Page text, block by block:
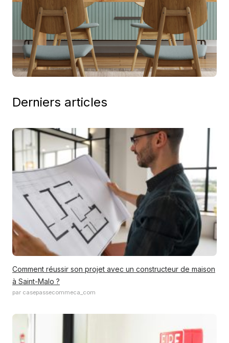
Derniers articles
Comment réussir son projet avec un constructeur de maison
à Saint-Malo ?
par casepassecommeca_com